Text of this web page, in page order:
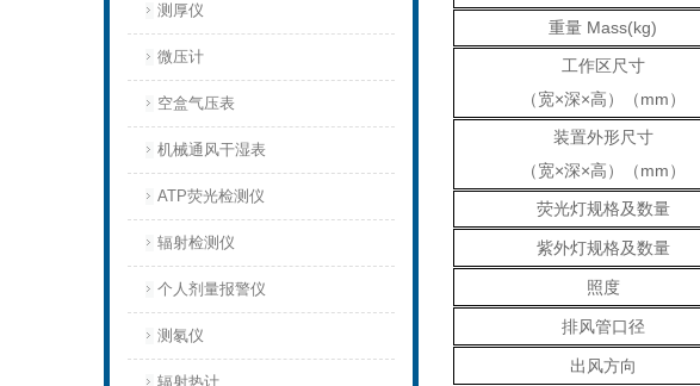
测厚仪
微压计
空盒气压表
机械通风干湿表
ATP荧光检测仪
辐射检测仪
个人剂量报警仪
测氡仪
辐射热计
重量 Mass(kg)
工作区尺寸
（宽×深×高）（mm）
装置外形尺寸
（宽×深×高）（mm）
荧光灯规格及数量
紫外灯规格及数量
照度
排风管口径
出风方向